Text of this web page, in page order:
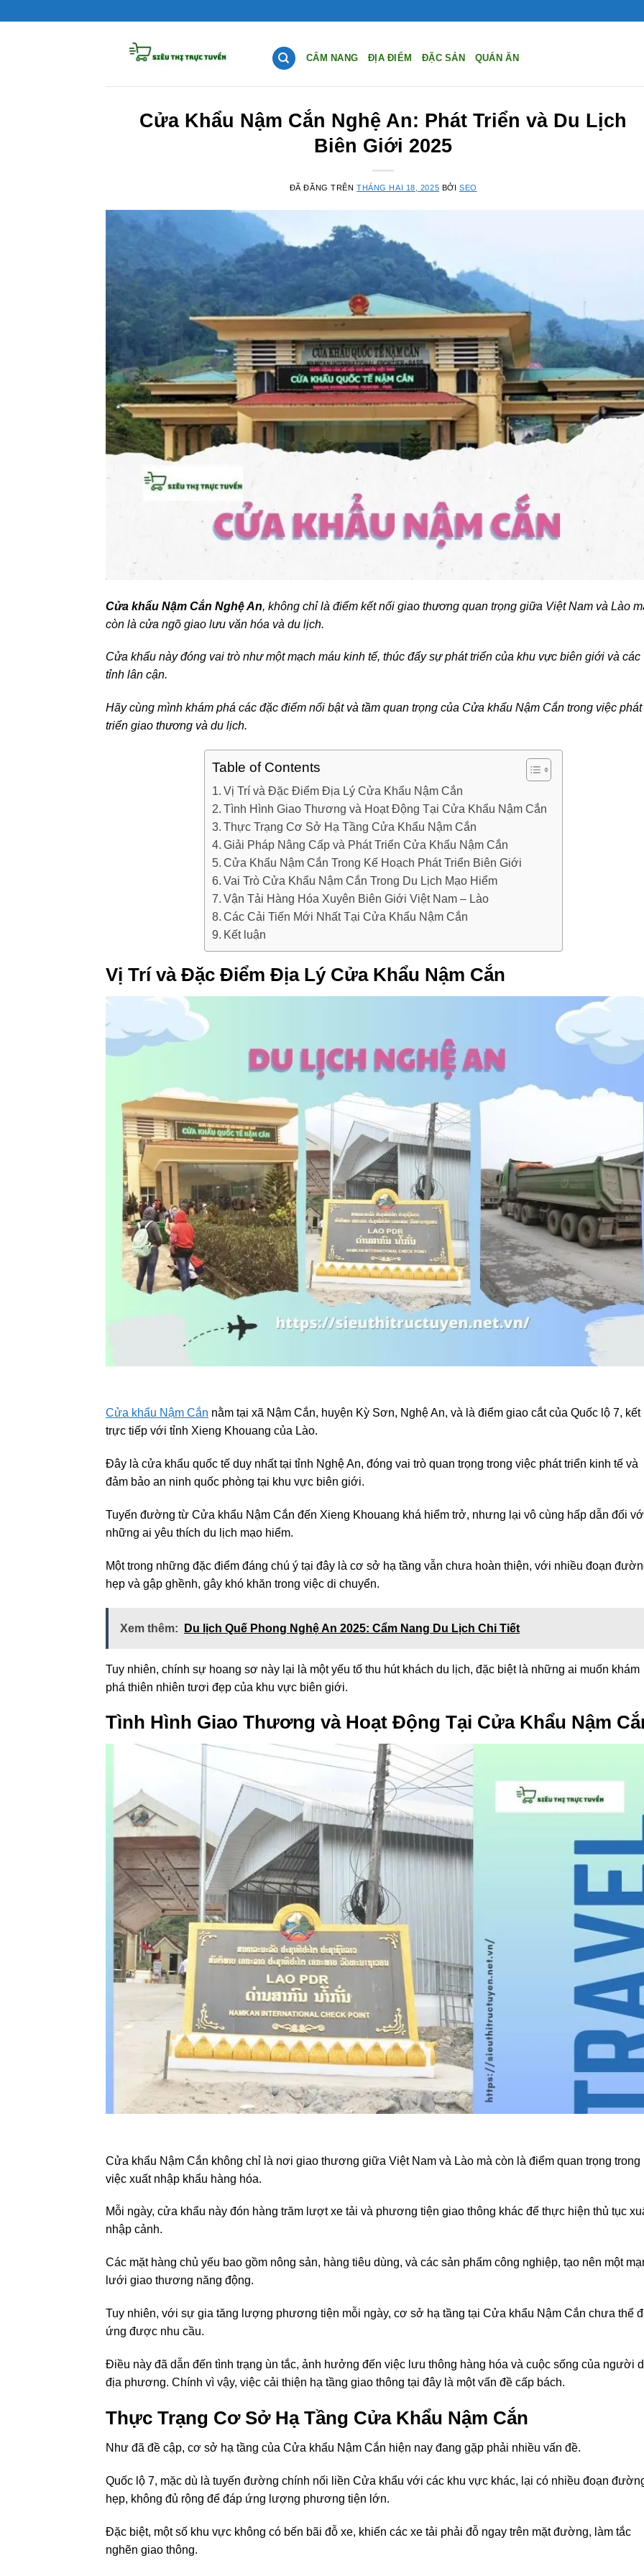
CẨM NANG ĐỊA ĐIỂM ĐẶC SẢN QUÁN ĂN
Cửa Khẩu Nậm Cắn Nghệ An: Phát Triển và Du Lịch
Biên Giới 2025
ĐÃ ĐĂNG TRÊNTHÁNG HAI 18, 2025 BỞI SEO
Cửa khẩu Nậm Cắn Nghệ An, không chỉ là điểm kết nối giao thương quan trọng giữa Việt Nam và Lào
còn là cửa ngõ giao lưu văn hóa và du lịch.
Cửa khẩu này đóng vai trò như một mạch máu kinh tế, thúc đẩy sự phát triển của khu vực biên giới và các
tỉnh lân cận.
Hãy cùng mình khám phá các đặc điểm nổi bật và tầm quan trọng của Cửa khẩu Nậm Cắn trong việc phát
triển giao thương và du lịch.
Table of Contents
Vị Trí và Đặc Điểm Địa Lý Cửa Khẩu Nậm Cắn
Tình Hình Giao Thương và Hoạt Động Tại Cửa Khẩu Nậm Cắn
Thực Trạng Cơ Sở Hạ Tầng Cửa Khẩu Nậm Cắn
Giải Pháp Nâng Cấp và Phát Triển Cửa Khẩu Nậm Cắn
Cửa Khẩu Nậm Cắn Trong Kế Hoạch Phát Triển Biên Giới
Vai Trò Cửa Khẩu Nậm Cắn Trong Du Lịch Mạo Hiểm
Vận Tải Hàng Hóa Xuyên Biên Giới Việt Nam – Lào
Các Cải Tiến Mới Nhất Tại Cửa Khẩu Nậm Cắn
Kết luận
Vị Trí và Đặc Điểm Địa Lý Cửa Khẩu Nậm Cắn
Cửa khẩu Nậm Cắn nằm tại xã Nậm Cắn, huyện Kỳ Sơn, Nghệ An, và là điểm giao cắt của Quốc lộ 7, kết
trực tiếp với tỉnh Xieng Khouang của Lào.
Đây là cửa khẩu quốc tế duy nhất tại tỉnh Nghệ An, đóng vai trò quan trọng trong việc phát triển kinh tế và
đảm bảo an ninh quốc phòng tại khu vực biên giới.
Tuyến đường từ Cửa khẩu Nậm Cắn đến Xieng Khouang khá hiểm trở, nhưng lại vô cùng hấp dẫn đối
những ai yêu thích du lịch mạo hiểm.
Một trong những đặc điểm đáng chú ý tại đây là cơ sở hạ tầng vẫn chưa hoàn thiện, với nhiều đoạn
hẹp và gập ghềnh, gây khó khăn trong việc di chuyển.
Xem thêm: Du lịch Quế Phong Nghệ An 2025: Cẩm Nang Du Lịch Chi Tiết
Tuy nhiên, chính sự hoang sơ này lại là một yếu tố thu hút khách du lịch, đặc biệt là những ai muốn khám
phá thiên nhiên tươi đẹp của khu vực biên giới.
Tình Hình Giao Thương và Hoạt Động Tại Cửa Khẩu Nậm
Cửa khẩu Nậm Cắn không chỉ là nơi giao thương giữa Việt Nam và Lào mà còn là điểm quan trọng trong
việc xuất nhập khẩu hàng hóa.
Mỗi ngày, cửa khẩu này đón hàng trăm lượt xe tải và phương tiện giao thông khác để thực hiện thủ tục
nhập cảnh.
Các mặt hàng chủ yếu bao gồm nông sản, hàng tiêu dùng, và các sản phẩm công nghiệp, tạo nên một
lưới giao thương năng động.
Tuy nhiên, với sự gia tăng lượng phương tiện mỗi ngày, cơ sở hạ tầng tại Cửa khẩu Nậm Cắn chưa thể
ứng được nhu cầu.
Điều này đã dẫn đến tình trạng ùn tắc, ảnh hưởng đến việc lưu thông hàng hóa và cuộc sống của người
địa phương. Chính vì vậy, việc cải thiện hạ tầng giao thông tại đây là một vấn đề cấp bách.
Thực Trạng Cơ Sở Hạ Tầng Cửa Khẩu Nậm Cắn
Như đã đề cập, cơ sở hạ tầng của Cửa khẩu Nậm Cắn hiện nay đang gặp phải nhiều vấn đề.
Quốc lộ 7, mặc dù là tuyến đường chính nối liền Cửa khẩu với các khu vực khác, lại có nhiều đoạn
hẹp, không đủ rộng để đáp ứng lượng phương tiện lớn.
Đặc biệt, một số khu vực không có bến bãi đỗ xe, khiến các xe tải phải đỗ ngay trên mặt đường, làm tắc
nghẽn giao thông.